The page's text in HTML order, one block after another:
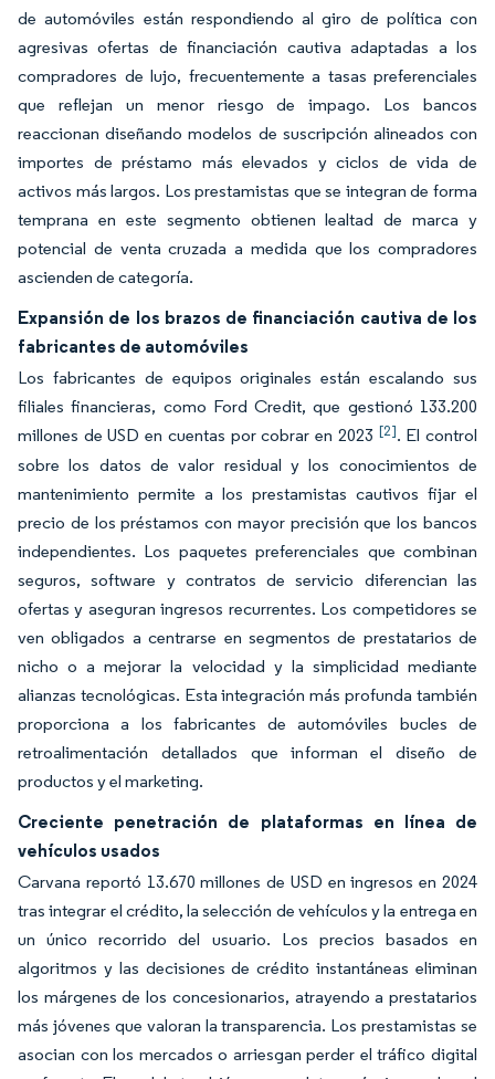
de automóviles están respondiendo al giro de política con
agresivas ofertas de financiación cautiva adaptadas a los
compradores de lujo, frecuentemente a tasas preferenciales
que reflejan un menor riesgo de impago. Los bancos
reaccionan diseñando modelos de suscripción alineados con
importes de préstamo más elevados y ciclos de vida de
activos más largos. Los prestamistas que se integran de forma
temprana en este segmento obtienen lealtad de marca y
potencial de venta cruzada a medida que los compradores
ascienden de categoría.
Expansión de los brazos de financiación cautiva de los
fabricantes de automóviles
Los fabricantes de equipos originales están escalando sus
filiales financieras, como Ford Credit, que gestionó 133.200
millones de USD en cuentas por cobrar en 2023 [2]. El control
sobre los datos de valor residual y los conocimientos de
mantenimiento permite a los prestamistas cautivos fijar el
precio de los préstamos con mayor precisión que los bancos
independientes. Los paquetes preferenciales que combinan
seguros, software y contratos de servicio diferencian las
ofertas y aseguran ingresos recurrentes. Los competidores se
ven obligados a centrarse en segmentos de prestatarios de
nicho o a mejorar la velocidad y la simplicidad mediante
alianzas tecnológicas. Esta integración más profunda también
proporciona a los fabricantes de automóviles bucles de
retroalimentación detallados que informan el diseño de
productos y el marketing.
Creciente penetración de plataformas en línea de
vehículos usados
Carvana reportó 13.670 millones de USD en ingresos en 2024
tras integrar el crédito, la selección de vehículos y la entrega en
un único recorrido del usuario. Los precios basados en
algoritmos y las decisiones de crédito instantáneas eliminan
los márgenes de los concesionarios, atrayendo a prestatarios
más jóvenes que valoran la transparencia. Los prestamistas se
asocian con los mercados o arriesgan perder el tráfico digital